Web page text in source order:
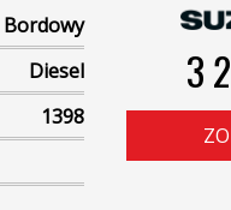
Bordowy
Diesel
1398
3